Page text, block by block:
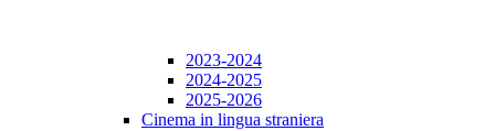
2023-2024
2024-2025
2025-2026
Cinema in lingua straniera